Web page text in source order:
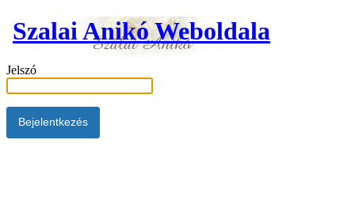
Szalai Anikó Weboldala
Jelszó